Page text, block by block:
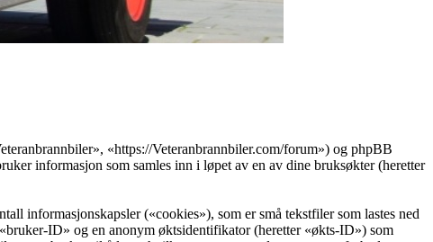
«https://Veteranbrannbiler.com/forum») og phpBB
informasjon som samles inn i løpet av en av dine bruksøkter (heretter
informasjonskapsler («cookies»), som er små tekstfiler som lastes ned
ID» og en anonym øktsidentifikator (heretter «økts-ID») som